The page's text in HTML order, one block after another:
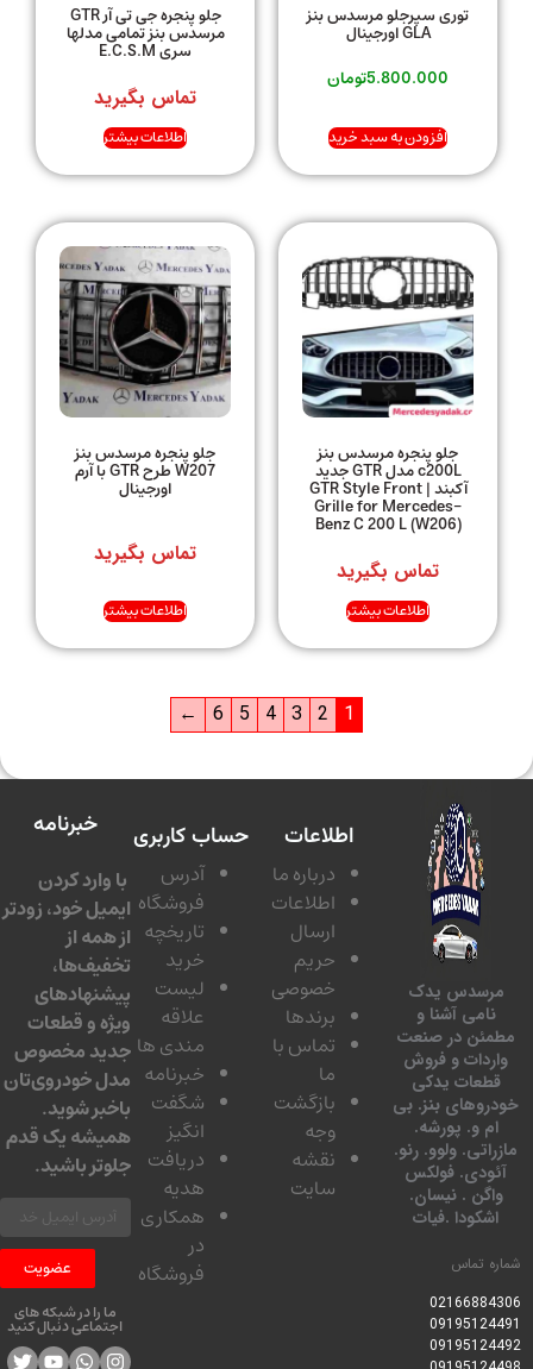
توری سپرجلو مرسدس بنز
GLA اورجینال
5.800.000تومان
افزودن به سبد خرید
جلو پنجره جی تی آر GTR
مرسدس بنز تمامی مدلها
سری E.C.S.M
تماس بگیرید
اطلاعات بیشتر
جلو پنجره مرسدس بنز
c200L مدل GTR جدید
آکبند | GTR Style Front
Grille for Mercedes-
Benz C 200 L (W206)
تماس بگیرید
اطلاعات بیشتر
جلو پنجره مرسدس بنز
W207 طرح GTR با آرم
اورجینال
تماس بگیرید
اطلاعات بیشتر
1
2
3
4
5
6
←
مرسدس یدک
نامی آشنا و
مطمئن در صنعت
واردات و فروش
قطعات یدکی
خودروهای بنز. بی
ام و. پورشه.
مازراتی. ولوو. رنو.
آئودی. فولکس
واگن . نیسان.
اشکودا .فیات
شماره تماس
02166884306
09195124491
09195124492
اطلاعات
درباره ما
اطلاعات
ارسال
حریم
خصوصی
برندها
تماس با
ما
بازگشت
وجه
نقشه
سایت
حساب کاربری
آدرس
فروشگاه
تاریخچه
خرید
لیست
علاقه
مندی ها
خبرنامه
شگفت
انگیز
دریافت
هدیه
همکاری
در
فروشگاه
خبرنامه
با وارد کردن
ایمیل خود، زودتر
از همه از
تخفیف‌ها،
پیشنهادهای
ویژه و قطعات
جدید مخصوص
مدل خودروی‌تان
باخبر شوید.
همیشه یک قدم
جلوتر باشید.
عضویت
ما را در شبکه های
اجتماعی دنبال کنید